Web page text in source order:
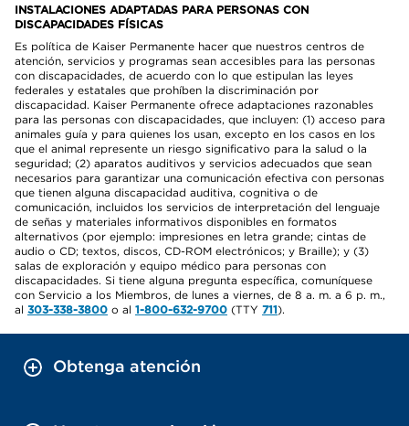
INSTALACIONES ADAPTADAS PARA PERSONAS CON
DISCAPACIDADES FÍSICAS
Es política de Kaiser Permanente hacer que nuestros centros de
atención, servicios y programas sean accesibles para las personas
con discapacidades, de acuerdo con lo que estipulan las leyes
federales y estatales que prohíben la discriminación por
discapacidad. Kaiser Permanente ofrece adaptaciones razonables
para las personas con discapacidades, que incluyen: (1) acceso para
animales guía y para quienes los usan, excepto en los casos en los
que el animal represente un riesgo significativo para la salud o la
seguridad; (2) aparatos auditivos y servicios adecuados que sean
necesarios para garantizar una comunicación efectiva con personas
que tienen alguna discapacidad auditiva, cognitiva o de
comunicación, incluidos los servicios de interpretación del lenguaje
de señas y materiales informativos disponibles en formatos
alternativos (por ejemplo: impresiones en letra grande; cintas de
audio o CD; textos, discos, CD-ROM electrónicos; y Braille); y (3)
salas de exploración y equipo médico para personas con
discapacidades. Si tiene alguna pregunta específica, comuníquese
con Servicio a los Miembros, de lunes a viernes, de 8 a. m. a 6 p. m.,
al 303-338-3800 o al 1-800-632-9700 (TTY 711).
Obtenga atención